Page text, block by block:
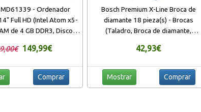
MD61339 - Ordenador
Full HD (Intel Atom x5-
de 4 GB DDR3, Disco
10 Home) Plata negro
149,99€
Comprar
Bosch Premium X-Line Broca de
diamante 18 pieza(s) - Brocas
(Taladro, Broca de diamante,
Gris, Acero inoxidable)
42,93€
Mostrar Comprar